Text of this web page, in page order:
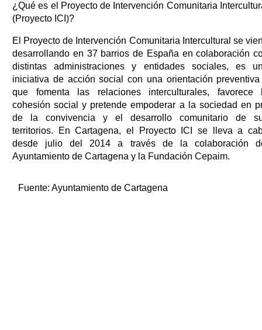
¿Qué es el Proyecto de Intervención Comunitaria
(Proyecto ICI)?
El Proyecto de Intervención Comunitaria Intercultural se
desarrollando en 37 barrios de España en colaboración
distintas administraciones y entidades sociales, es
iniciativa de acción social con una orientación
que fomenta las relaciones interculturales, favorece
cohesión social y pretende empoderar a la sociedad en
de la convivencia y el desarrollo comunitario de
territorios. En Cartagena, el Proyecto ICI se lleva a
desde julio del 2014 a través de la colaboración
Ayuntamiento de Cartagena y la Fundación Cepaim.
Fuente: Ayuntamiento de Cartagena